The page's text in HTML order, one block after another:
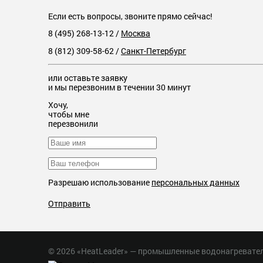
Если есть вопросы, звоните прямо сейчас!
8 (495) 268-13-12/ Москва
8 (812) 309-58-62/Санкт-Петербург
или оставьте заявку
и мы перезвоним в течении 30 минут
Хочу,
чтобы мне
перезвонили
Разрешаю использование персональных данных
Отправить
© 2026 «HeatLeader» — промышленные